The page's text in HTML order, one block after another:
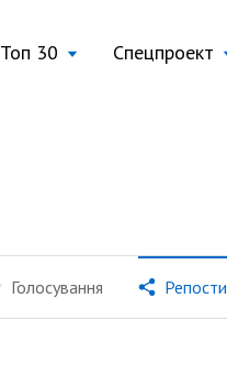
Топ 30 Спецпроект
Голосування Репости